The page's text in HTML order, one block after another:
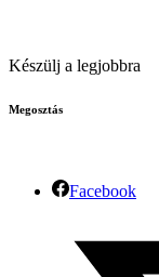
Készülj a legjobbra
Megosztás
Facebook